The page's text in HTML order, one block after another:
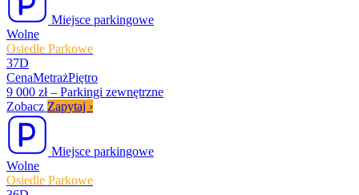
Miejsce parkingowe
Wolne
Osiedle Parkowe
37D
CenaMetrażPiętro
9 000 zł – Parkingi zewnętrzne
Zobacz Zapytaj ›
Miejsce parkingowe
Wolne
Osiedle Parkowe